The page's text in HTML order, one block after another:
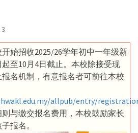
开始招收2025/26学年初中一年级新
至10月4日截止。本校除接受现
名机制，有意报名者可前往本校
allpub/entry/
与缴交报名费用，本校鼓励家长
报名。